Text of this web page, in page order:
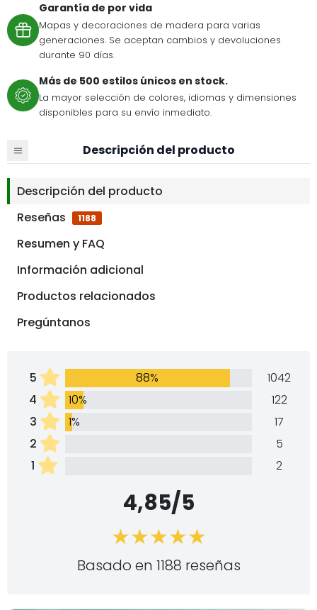
Garantía de por vida
Mapas y decoraciones de madera para varias
generaciones. Se aceptan cambios y devoluciones
durante 90 días.
Más de 500 estilos únicos en stock.
La mayor selección de colores, idiomas y dimensiones
disponibles para su envío inmediato.
Descripción del producto
Descripción del producto
Reseñas
1188
Resumen y FAQ
Información adicional
Productos relacionados
Pregúntanos
5 88%
1042
4
10%
122
3
1%
17
2
5
1
2
4,85/5
Basado en 1188 reseñas